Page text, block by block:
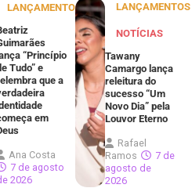
LANÇAMENTOS
“Princípio
Tudo” e
que a
em
Ana Costa
7 de agosto
2026
LANÇAMENTOS
NOTÍCIAS
Tawany
Camargo lança
releitura do
sucesso “Um
Novo Dia” pela
Louvor Eterno
Rafael
Ramos
7 de
agosto de
2026